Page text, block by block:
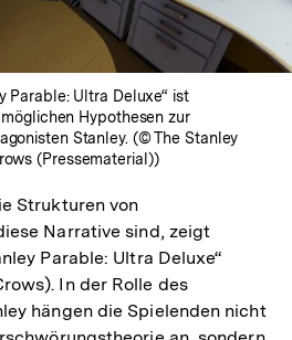
Parable: Ultra Deluxe“ ist
Hypothesen zur
Stanley. (© The Stanley
(Pressematerial))
Strukturen von
Narrative sind, zeigt
Parable: Ultra Deluxe“
In der Rolle des
hängen die Spielenden nicht